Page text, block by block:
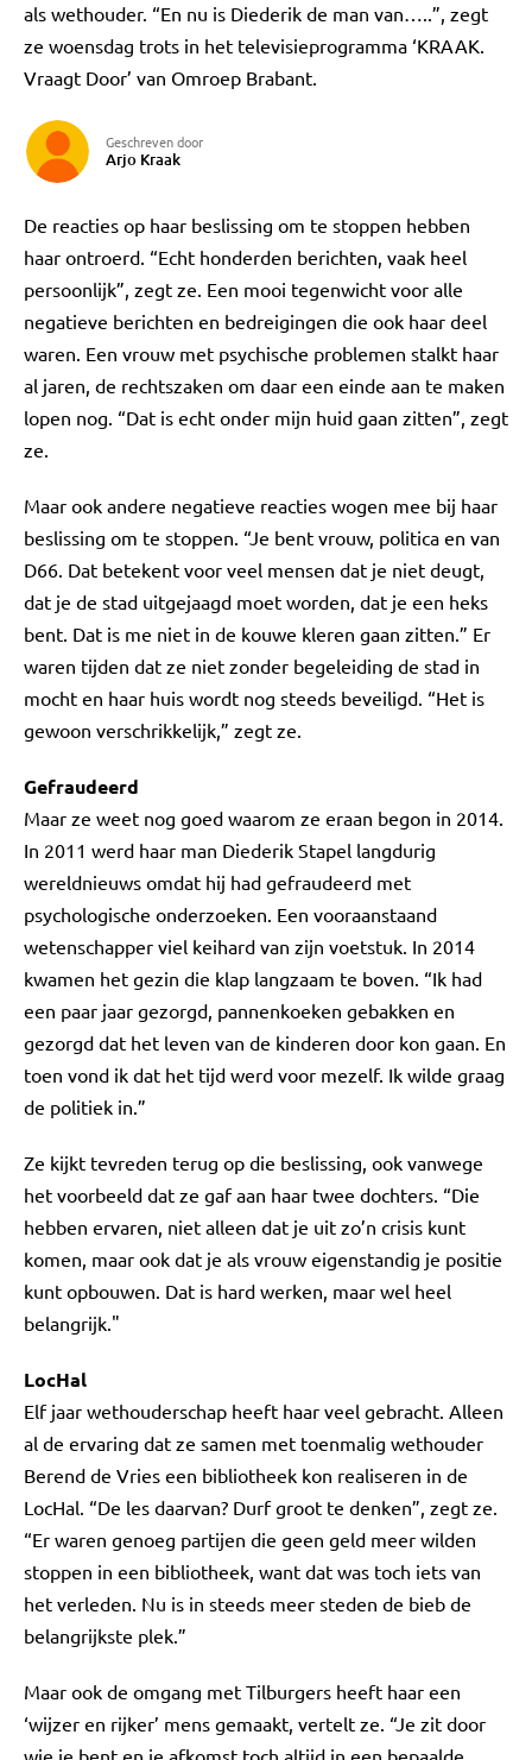
als wethouder. “En nu is Diederik de man van…..”, zegt
ze woensdag trots in het televisieprogramma ‘KRAAK.
Vraagt Door’ van Omroep Brabant.
Geschreven door
Arjo Kraak
De reacties op haar beslissing om te stoppen hebben
haar ontroerd. “Echt honderden berichten, vaak heel
persoonlijk”, zegt ze. Een mooi tegenwicht voor alle
negatieve berichten en bedreigingen die ook haar deel
waren. Een vrouw met psychische problemen stalkt haar
al jaren, de rechtszaken om daar een einde aan te maken
lopen nog. “Dat is echt onder mijn huid gaan zitten”, zegt
ze.
Maar ook andere negatieve reacties wogen mee bij haar
beslissing om te stoppen. “Je bent vrouw, politica en van
D66. Dat betekent voor veel mensen dat je niet deugt,
dat je de stad uitgejaagd moet worden, dat je een heks
bent. Dat is me niet in de kouwe kleren gaan zitten.” Er
waren tijden dat ze niet zonder begeleiding de stad in
mocht en haar huis wordt nog steeds beveiligd. “Het is
gewoon verschrikkelijk,” zegt ze.
Gefraudeerd
Maar ze weet nog goed waarom ze eraan begon in 2014.
In 2011 werd haar man Diederik Stapel langdurig
wereldnieuws omdat hij had gefraudeerd met
psychologische onderzoeken. Een vooraanstaand
wetenschapper viel keihard van zijn voetstuk. In 2014
kwamen het gezin die klap langzaam te boven. “Ik had
een paar jaar gezorgd, pannenkoeken gebakken en
gezorgd dat het leven van de kinderen door kon gaan. En
toen vond ik dat het tijd werd voor mezelf. Ik wilde graag
de politiek in.”
Ze kijkt tevreden terug op die beslissing, ook vanwege
het voorbeeld dat ze gaf aan haar twee dochters. “Die
hebben ervaren, niet alleen dat je uit zo’n crisis kunt
komen, maar ook dat je als vrouw eigenstandig je positie
kunt opbouwen. Dat is hard werken, maar wel heel
belangrijk."
LocHal
Elf jaar wethouderschap heeft haar veel gebracht. Alleen
al de ervaring dat ze samen met toenmalig wethouder
Berend de Vries een bibliotheek kon realiseren in de
LocHal. “De les daarvan? Durf groot te denken”, zegt ze.
“Er waren genoeg partijen die geen geld meer wilden
stoppen in een bibliotheek, want dat was toch iets van
het verleden. Nu is in steeds meer steden de bieb de
belangrijkste plek.”
Maar ook de omgang met Tilburgers heeft haar een
‘wijzer en rijker’ mens gemaakt, vertelt ze. “Je zit door
wie je bent en je afkomst toch altijd in een bepaalde